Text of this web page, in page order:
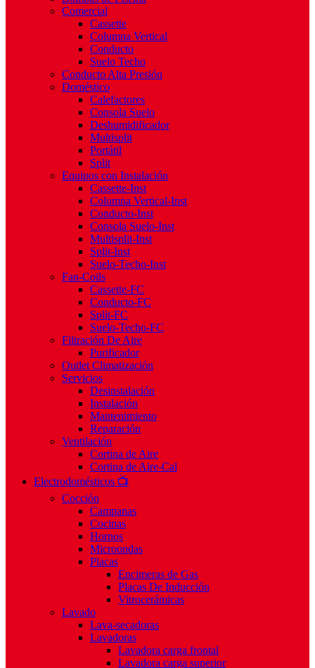
Comercial
Cassette
Columna Vertical
Conducto
Suelo Techo
Conducto Alta Presión
Doméstico
Calefactores
Consola Suelo
Deshumidificador
Multisplit
Portátil
Split
Equipos con Instalación
Cassette-Inst
Columna Vertical-Inst
Conducto-Inst
Consola Suelo-Inst
Multisplit-Inst
Split-Inst
Suelo-Techo-Inst
Fan-Coils
Cassette-FC
Conducto-FC
Split-FC
Suelo-Techo-FC
Filtración De Aire
Purificador
Outlet Climatización
Servicios
Desinstalación
Instalación
Mantenimiento
Reparación
Ventilación
Cortina de Aire
Cortina de Aire-Cal
Electrodomésticos 📺
Cocción
Campanas
Cocinas
Hornos
Microondas
Placas
Encimeras de Gas
Placas De Inducción
Vitrocerámicas
Lavado
Lava-secadoras
Lavadoras
Lavadora carga frontal
Lavadora carga superior